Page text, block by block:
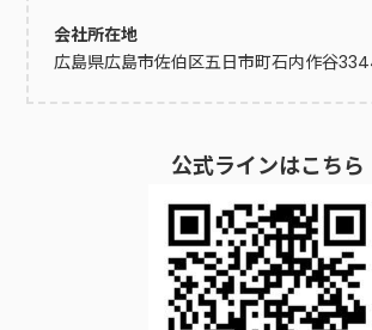
布するのはハードルが高いといわれています
十分に得るには除草剤の使用量や作業量を庭
って調整する必要がありますが、知識がない
処することはできません。間違った方法で散
る方は便利屋「クリーンアップ」にご相談く
をしてきれいにメンテナンスし、除草剤の散
ンテナンスの負担を減らします。その他ご希
応変に対応いたします。お気軽にご相談くだ
区密着の便利屋クリーンアップにお任せくだ
は1時間1名3,300円～で作業いたします。予算
たいなど、臨機応変に対応可能です。ご相談
会社所在地
広島県広島市佐伯区五日市町石内作谷
公式ラインはこちら